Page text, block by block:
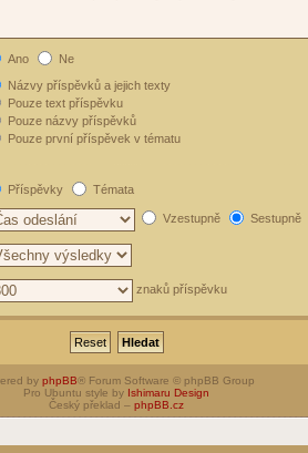
Ano
Ne
Názvy příspěvků a jejich texty
Pouze text příspěvku
Pouze názvy příspěvků
Pouze první příspěvek v tématu
Příspěvky
Témata
Vzestupně Sestupně
znaků příspěvku
by phpBB® Forum Software © phpBB Group
Pro Ubuntu style by Ishimaru Design
Český překlad – phpBB.cz